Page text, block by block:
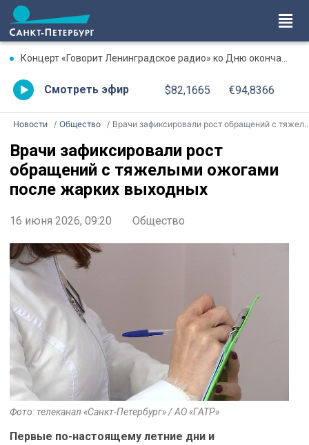
Концерт «Говорит Ленинградское радио» ко Дню окончания Ленинградской битвы. Онлайн-трансляция
Смотреть эфир $82,1665 €94,8366
Новости Общество Врачи зафиксировали рост обращений с тяжелыми ожогами после жарких выходных
Врачи зафиксировали рост
обращений с тяжелыми ожогами
после жарких выходных
16 июня 2026, 09:20 Общество
Фото: телеканал «Санкт-Петербург» / АО «ГАТР»
Первые по-настоящему летние дни и